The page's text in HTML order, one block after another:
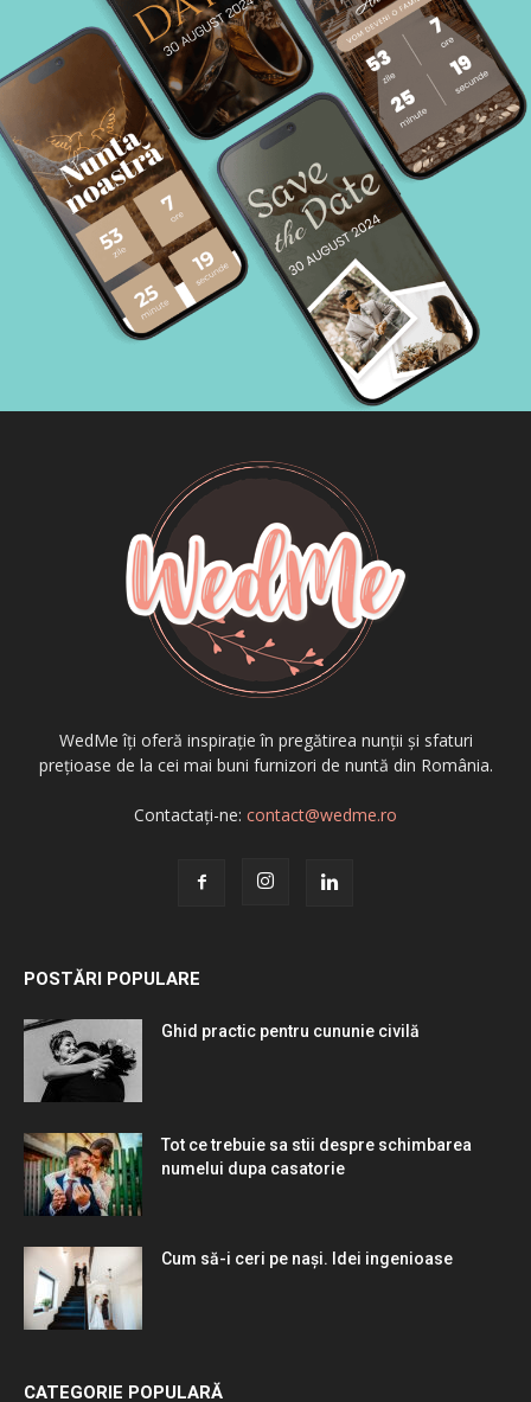
WedMe îți oferă inspirație în pregătirea nunții și sfaturi
prețioase de la cei mai buni furnizori de nuntă din România.
Contactați-ne: contact@wedme.ro
POSTĂRI POPULARE
Ghid practic pentru cununie civilă
Tot ce trebuie sa stii despre schimbarea
numelui dupa casatorie
Cum să-i ceri pe nași. Idei ingenioase
CATEGORIE POPULARĂ